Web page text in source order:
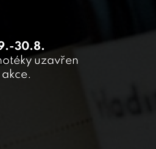
30.8.
uzavřen